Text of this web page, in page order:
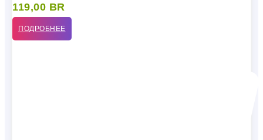
119,00 BR
ПОДРОБНЕЕ